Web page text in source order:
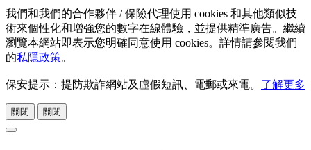
我們和我們的合作夥伴 / 保險代理使用 cookies 和其他類似技
術來個性化和增強您的數字在線體驗，並提供精準廣告。繼續
瀏覽本網站即表示您明確同意使用 cookies。詳情請參閱我們
的私隱政策。
保安提示：提防欺詐網站及虛假短訊、電郵或來電。 了解更多
關閉 關閉